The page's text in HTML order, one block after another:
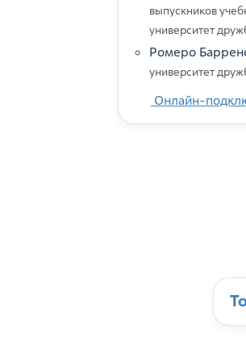
выпускников
университет
Ромеро
университет
Онлайн-